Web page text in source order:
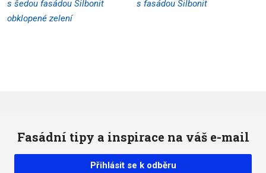
Fasádní tipy a inspirace na váš e-mail
Přihlásit se k odběru